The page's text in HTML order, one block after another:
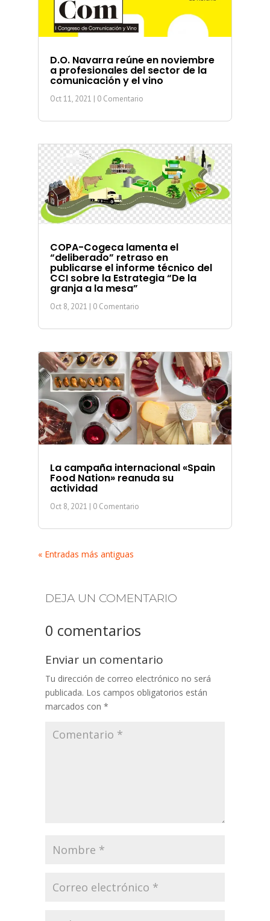
D.O. Navarra reúne en noviembre
a profesionales del sector de la
comunicación y el vino
Oct 11, 2021 | 0 Comentario
COPA-Cogeca lamenta el
“deliberado” retraso en
publicarse el informe técnico del
CCI sobre la Estrategia “De la
granja a la mesa”
Oct 8, 2021 | 0 Comentario
La campaña internacional «Spain
Food Nation» reanuda su
actividad
Oct 8, 2021 | 0 Comentario
« Entradas más antiguas
DEJA UN COMENTARIO
0 comentarios
Enviar un comentario
Tu dirección de correo electrónico no será
publicada. Los campos obligatorios están
marcados con *